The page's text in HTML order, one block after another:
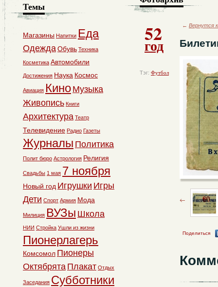
52
год
Тэг: Футбол
← Вернутся
Поделиться
Темы
Магазины Напитки Еда
ОдеждаОбувь Техника
Косметика Автомобили
Достижения Наука Космос
Авиация Кино Музыка
Живопись Книги
Архитектура Театр
Телевидение Радио Газеты
Журналы Политика
Полит бюро Астрология Религия
Свадьбы 1 мая 7 ноября
Новый год Игрушки Игры
Дети Спорт Армия Мода
Милиция ВУЗы Школа
НИИ Стройка Ушли из жизни
Пионерлагерь
Комсомол Пионеры
Октябрята Плакат Отдых
Заседания Субботники